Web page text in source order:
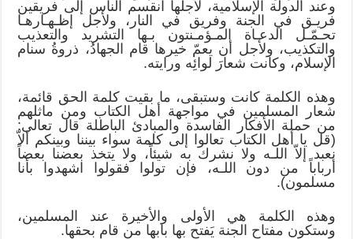
وعند الدولة الإسلامية، لأجلها انقسم الناس إلى فريقين
فريـق في الجنة وفريق في النار، ولأجل إظـهـارهـا
تحـمّـل الدعـاة المـؤمـنتون بـها التشريد والتعذيب
والتكذيب، ولأجل أن يعمّ خيرها قام الجهادُ، ذروةُ سنام
الإسلام، وكانت شعارَ لوائِه ورايته.
وهذه الكلمة كانت وستبقى، ما بقيت كلمة الحق قائمة،
شعار المسلمين في مواجهة أهل الكتاب ومن ماثلهم
من حملة الأفكار الفاسدة والمبادئ الباطلة قال تعالى:
(قل يا أهل الكتاب تعالوا إلى كلمة سواء بيننا وبينكم ألاّ
نعبد إلاّ اللـه ولا نشرك به شيئاً، ولا يتخذ بعضنا بعضاً
أرباباً من دون اللـه، فإن تولوا فقولوا اشهدوا بأنا
مسلمون).
وهذه الكلمة هي الأولى والأخيرة عند المسلمين،
وستكون مفتاح الجنة يَفتح بها بابها من قام بحقها.